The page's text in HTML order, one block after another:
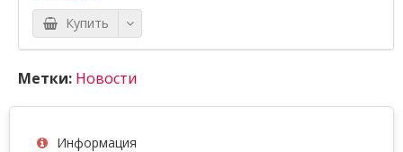
Купить
Метки: Новости
Информация